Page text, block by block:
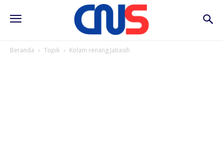
Beranda Topik Kolam renang Jatiasih